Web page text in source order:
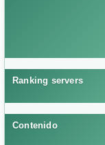
Ranking servers
Contenido